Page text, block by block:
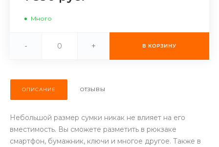
25
недели
Остались вопросы?
plait.ru
Много
- + В КОРЗИНУ
ОПИСАНИЕ ОТЗЫВЫ
Небольшой размер сумки никак не влияет на его
вместимость. Вы сможете разметить в рюкзаке
смартфон, бумажник, ключи и многое другое. Также в